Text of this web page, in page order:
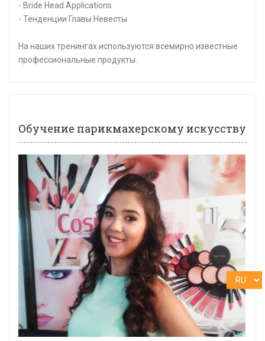
- Bride Head Applications
- Тенденции Главы Невесты
На наших тренингах используются всемирно известные
профессиональные продукты.
Обучение парикмахерскому искусству